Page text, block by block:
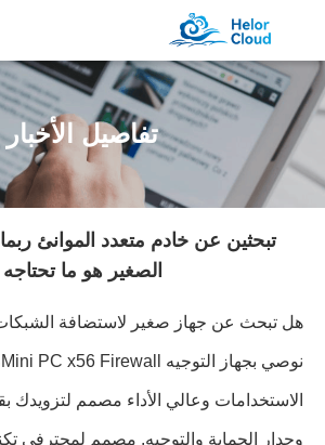
تفاصيل الأخبار
تبحثين عن خادم متعدد الموانئ
الصغير هو ما تحتاجه
هل تبحث عن جهاز صغير لاستضافة الشبكات
الاستخدامات وعالي الأداء مصمم لتزويدك
وجدار الحماية والتوجيه. مصمم لمحترفي